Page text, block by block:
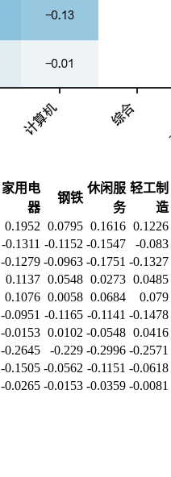
家用电
器
钢铁
休闲服
务
轻工制
造
0.1952 0.0795 0.1616 0.1226
-0.1311 -0.1152 -0.1547 -0.083
-0.1279 -0.0963 -0.1751 -0.1327
0.1137 0.0548 0.0273 0.0485
0.1076 0.0058 0.0684 0.079
-0.0951 -0.1165 -0.1141 -0.1478
-0.0153 0.0102 -0.0548 0.0416
-0.2645 -0.229 -0.2996 -0.2571
-0.1505 -0.0562 -0.1151 -0.0618
-0.0265 -0.0153 -0.0359 -0.0081